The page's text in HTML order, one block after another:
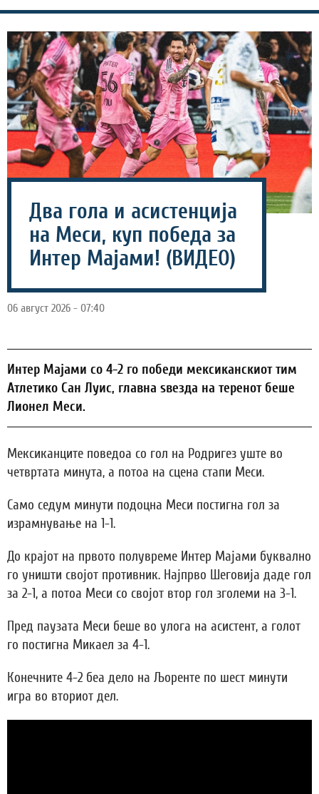
Два гола и асистенција
на Меси, куп победа за
Интер Мајами! (ВИДЕО)
06 август 2026 - 07:40
Интер Мајами со 4-2 го победи мексиканскиот тим
Атлетико Сан Луис, главна ѕвезда на теренот беше
Лионел Меси.
Мексиканците поведоа со гол на Родригез уште во
четвртата минута, а потоа на сцена стапи Меси.
Само седум минути подоцна Меси постигна гол за
израмнување на 1-1.
До крајот на првото полувреме Интер Мајами буквално
го уништи својот противник. Најпрво Шеговија даде гол
за 2-1, а потоа Меси со својот втор гол зголеми на 3-1.
Пред паузата Меси беше во улога на асистент, а голот
го постигна Микаел за 4-1.
Конечните 4-2 беа дело на Љоренте по шест минути
игра во вториот дел.